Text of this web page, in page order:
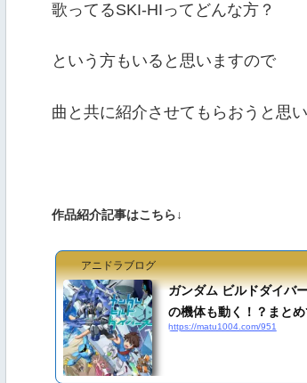
歌ってるSKI-HIってどんな方？
という方もいると思いますので
曲と共に紹介させてもらおうと思い
作品紹介記事はこちら↓
アニドラブログ
ガンダム ビルドダイバ
の機体も動く！？まと
https://matu1004.com/951